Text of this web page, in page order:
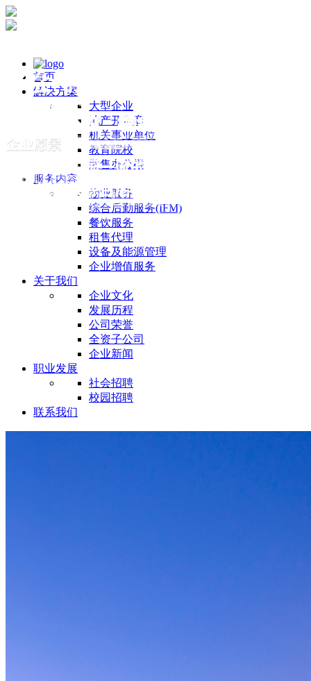
首页
解决方案
大型企业
地产开发商
机关事业单位
教育院校
散售办公楼
服务内容
物业服务
综合后勤服务(IFM)
餐饮服务
租售代理
设备及能源管理
企业增值服务
关于我们
企业文化
发展历程
公司荣誉
全资子公司
企业新闻
职业发展
社会招聘
校园招聘
联系我们